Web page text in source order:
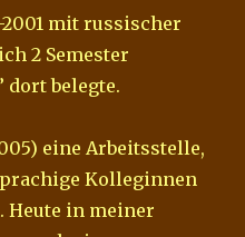
mit russischer
2 Semester
dort belegte.
eine Arbeitsstelle,
Kolleginnen
Heute in meiner